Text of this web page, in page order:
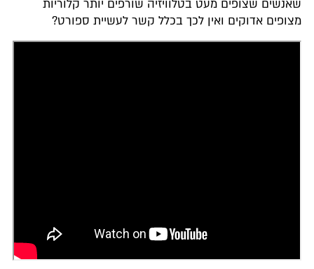
שאנשים שצופים מעט בטלוויזיה שורפים יותר קלוריות
מצופים אדוקים ואין לכך בכלל קשר לעשיית ספורט?